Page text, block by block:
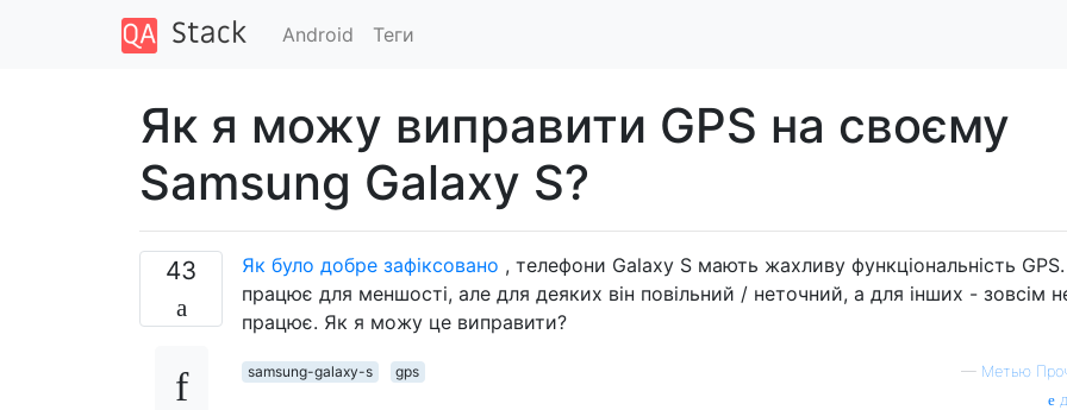
Android Теги
Як я можу виправити GPS на своєму
Samsung Galaxy S?
43 Як було добре зафіксовано , телефони Galaxy S мають жахливу функціональність GPS.
працює для меншості, але для деяких він повільний / неточний, а для інших - зовсім
працює. Як я можу це виправити?
samsung-galaxy-s gps — Метью